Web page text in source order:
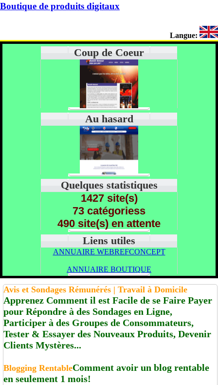
Boutique de produits digitaux
Langue:
Coup de Coeur
Au hasard
Quelques statistiques
1427 site(s)
73 catégoriess
490 site(s) en attente
Liens utiles
ANNUAIRE WEBREFCONCEPT
ANNUAIRE BOUTIQUE
Avis et Sondages Rémunérés | Travail à Domicile
Apprenez Comment il est Facile de se Faire Payer
pour Répondre à des Sondages en Ligne,
Participer à des Groupes de Consommateurs,
Tester & Essayer des Nouveaux Produits, Devenir
Clients Mystères...
Blogging RentableComment avoir un blog rentable
en seulement 1 mois!